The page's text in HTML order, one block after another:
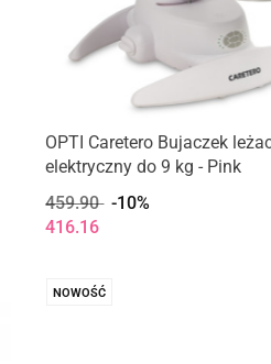
OPTI Caretero Bujaczek
elektryczny do 9 kg - Pink
459.90 -10%
416.16
NOWOŚĆ